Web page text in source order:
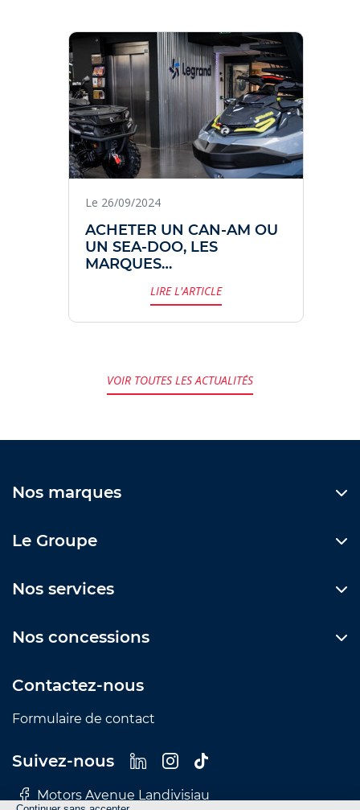
Le 26/09/2024
ACHETER UN CAN-AM OU
UN SEA-DOO, LES
MARQUES
GROUPE BRP.
LIRE L'ARTICLE
VOIR TOUTES LES ACTUALITÉS
Nos marques
Le Groupe
Nos services
Nos concessions
Contactez-nous
Formulaire de contact
Suivez-nous
Motors Avenue Landivisiau